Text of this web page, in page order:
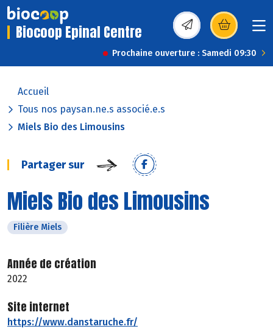
Biocoop Epinal Centre (s’ouvre dans une
Prochaine ouverture : Samedi 09:30
Accueil
Tous nos paysan.ne.s associé.e.s
Miels Bio des Limousins
Partager sur
Miels Bio des Limousins
Filière Miels
Année de création
2022
Site internet
https://www.danstaruche.fr/